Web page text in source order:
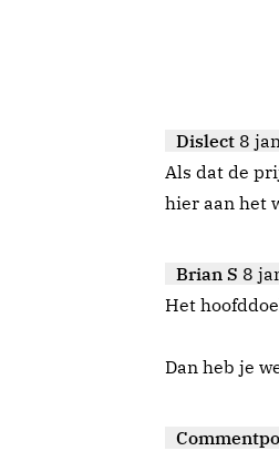
Dislect 8
Als dat de
hier aan het
Brian S 8
Het
Dan heb je